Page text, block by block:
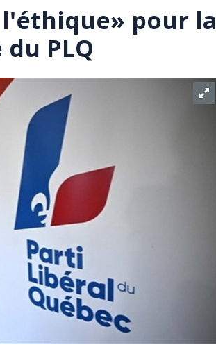
pour la
PLQ